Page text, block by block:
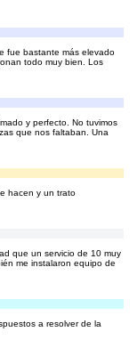
fue bastante más elevado
todo muy bien. Los
y perfecto. No tuvimos
que nos faltaban. Una
hacen y un trato
que un servicio de 10 muy
me instalaron equipo de
a resolver de la